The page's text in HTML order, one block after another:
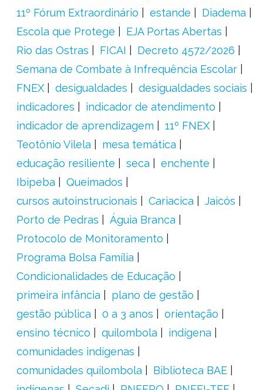
11º Fórum Extraordinário
estande
Diadema
Escola que Protege
EJA Portas Abertas
Rio das Ostras
FICAI
Decreto 4572/2026
Semana de Combate à Infrequência Escolar
FNEX
desigualdades
desigualdades sociais
indicadores
indicador de atendimento
indicador de aprendizagem
11º FNEX
Teotônio Vilela
mesa temática
educação resiliente
seca
enchente
Ibipeba
Queimados
cursos autoinstrucionais
Cariacica
Jaicós
Porto de Pedras
Águia Branca
Protocolo de Monitoramento
Programa Bolsa Família
Condicionalidades de Educação
primeira infância
plano de gestão
gestão pública
0 a 3 anos
orientação
ensino técnico
quilombola
indígena
comunidades indígenas
comunidades quilombola
Biblioteca BAE